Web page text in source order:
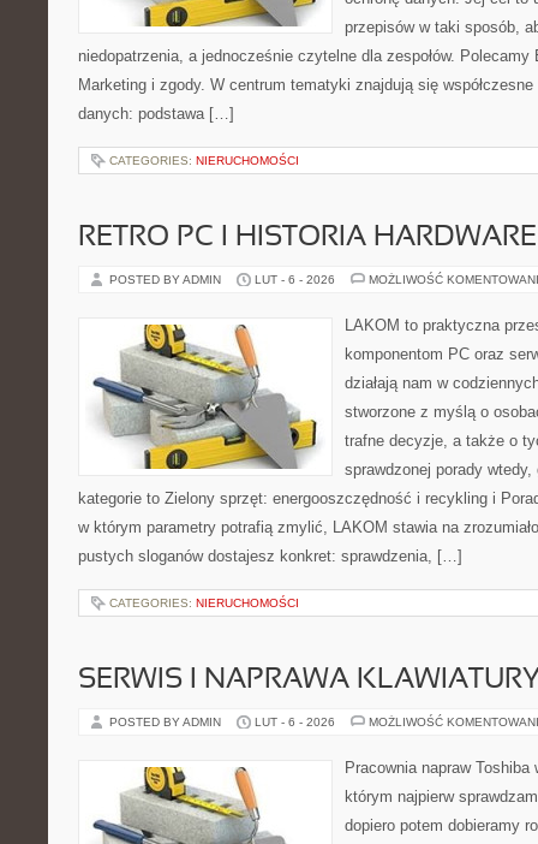
przepisów w taki sposób,
niedopatrzenia, a jednocześnie czytelne dla zespołów.
Marketing i zgody. W centrum tematyki znajdują się
danych: podstawa […]
CATEGORIES: NIERUCHOMOŚCI
RETRO PC I HISTORIA
POSTED BY ADMIN LUT - 6 - 2026 MOŻLIWOŚĆ
LAKOM to praktyczna
komponentom PC oraz
działają nam w
stworzone z myślą o
trafne decyzje, a także o
sprawdzonej porady
kategorie to Zielony sprzęt: energooszczędność i recykling i
w którym parametry potrafią zmylić, LAKOM stawia na
pustych sloganów dostajesz konkret: sprawdzenia, […]
CATEGORIES: NIERUCHOMOŚCI
SERWIS I NAPRAWA
POSTED BY ADMIN LUT - 6 - 2026 MOŻLIWOŚĆ
Pracownia napraw
którym najpierw
dopiero potem dobieramy